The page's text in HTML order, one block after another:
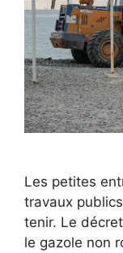
Les petites
travaux
tenir. Le
le gazole non